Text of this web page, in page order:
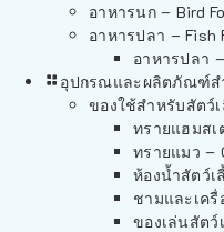
อาหารนก – Bird
อาหารปลา – Fish
อาหารปลา
อุปกรณและผลิตภัณฑ์ส
ของใช้สำหรับสัตว์
ทรายแฮมสเ
ทรายแมว –
ห้องน้ำสัตว์
ชามและเครื่
ของเล่นสัตว์